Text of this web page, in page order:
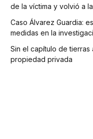
de la víctima y volvió a
Caso Álvarez Guardia:
medidas en la
Sin el capítulo de
propiedad privada